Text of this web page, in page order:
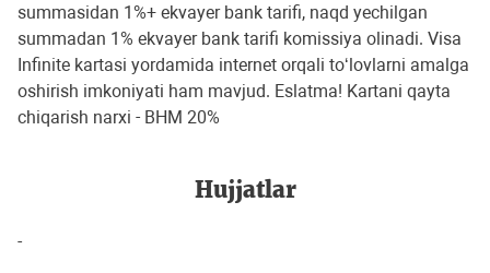
summasidan 1%+ ekvayer bank tarifi, naqd yechilgan
summadan 1% ekvayer bank tarifi komissiya olinadi. Visa
Infinite kartasi yordamida internet orqali toʻlovlarni amalga
oshirish imkoniyati ham mavjud. Eslatma! Kartani qayta
chiqarish narxi - BHM 20%
Hujjatlar
-